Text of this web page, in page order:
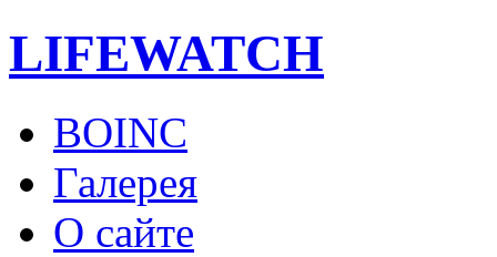
LIFEWATCH
BOINC
Галерея
О сайте